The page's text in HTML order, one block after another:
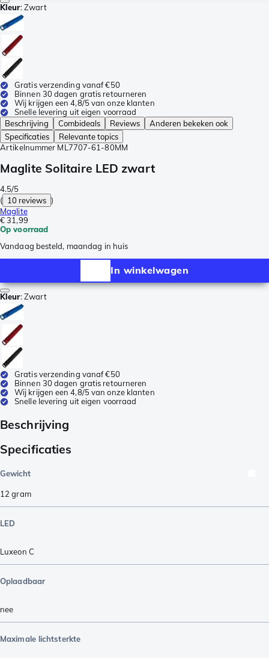
Kleur:Zwart
Gratis verzending vanaf €50
Binnen 30 dagen gratis retourneren
Wij krijgen een 4,8/5 van onze klanten
Snelle levering uit eigen voorraad
Beschrijving
Combideals Reviews
Anderen bekeken ook
Specificaties
Relevante topics
Artikelnummer ML7707-61-80MM
Maglite Solitaire LED zwart
4.5/5
( 10 reviews )
Maglite
€ 31,99
Op voorraad
Vandaag besteld, maandag in huis
In winkelwagen
Kleur:Zwart
Gratis verzending vanaf €50
Binnen 30 dagen gratis retourneren
Wij krijgen een 4,8/5 van onze klanten
Snelle levering uit eigen voorraad
Beschrijving
Specificaties
Gewicht
12 gram
LED
Luxeon C
Oplaadbaar
nee
Maximale lichtsterkte